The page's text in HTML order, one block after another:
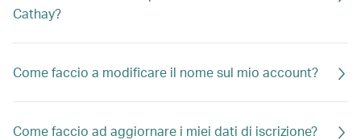
Cathay?
Come faccio a modificare il nome sul mio account?
Come faccio ad aggiornare i miei dati di iscrizione?